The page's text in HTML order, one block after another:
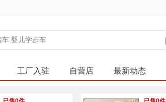
工厂入驻 自营店 最新动态